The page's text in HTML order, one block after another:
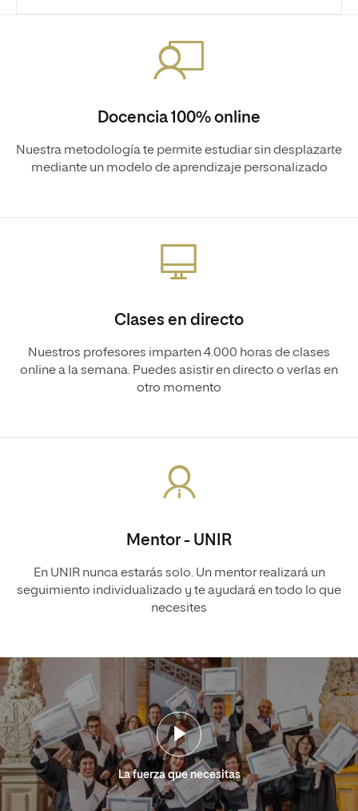
Docencia 100% online
Nuestra metodología te permite estudiar sin desplazarte
mediante un modelo de aprendizaje personalizado
Clases en directo
Nuestros profesores imparten 4.000 horas de clases
online a la semana. Puedes asistir en directo o verlas en
otro momento
Mentor - UNIR
En UNIR nunca estarás solo. Un mentor realizará un
seguimiento individualizado y te ayudará en todo lo que
necesites
La fuerza que necesitas